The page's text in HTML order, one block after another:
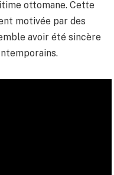
ottomane. Cette
motivée par des
avoir été sincère